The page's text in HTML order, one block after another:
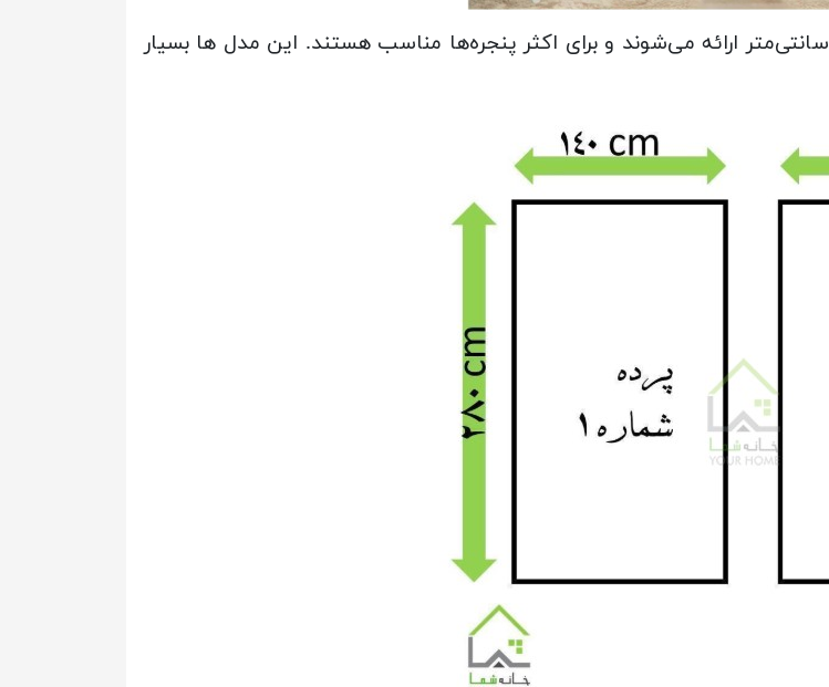
این پرده‌ها در دو عدد با عرض 140 سانتی‌متر و ارتفاع 280 سانتی‌متر ارائه می‌شوند و برای اکثر پنجره‌ها مناسب هستند. این مدل ها بسیار